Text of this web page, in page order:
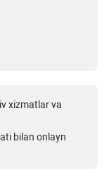
xizmatlar va
bilan onlayn